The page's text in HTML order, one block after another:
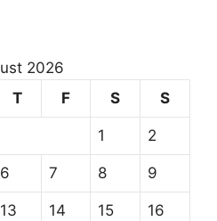
2026
T F S S
1 2
6 7 8 9
13 14 15 16